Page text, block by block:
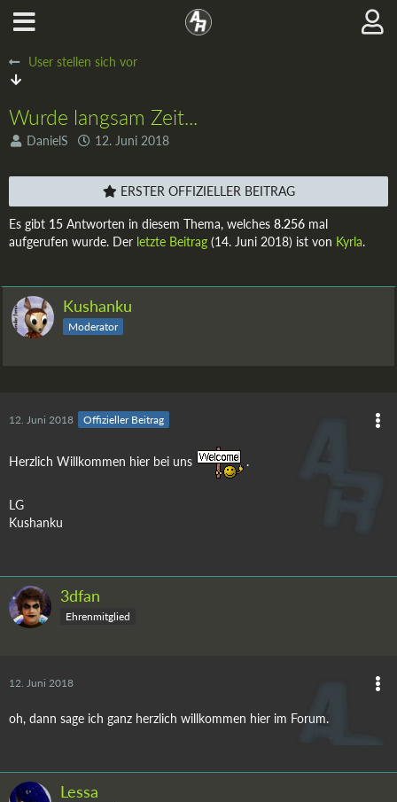
User stellen sich vor
Wurde langsam Zeit...
DanielS 12. Juni 2018
ERSTER OFFIZIELLER BEITRAG
Es gibt 15 Antworten in diesem Thema, welches 8.256 mal
aufgerufen wurde. Der letzte Beitrag (14. Juni 2018) ist von Kyrla.
Kushanku
Moderator
12. Juni 2018 Offizieller Beitrag
Herzlich Willkommen hier bei uns .
LG
Kushanku
3dfan
Ehrenmitglied
12. Juni 2018
oh, dann sage ich ganz herzlich willkommen hier im Forum.
Lessa